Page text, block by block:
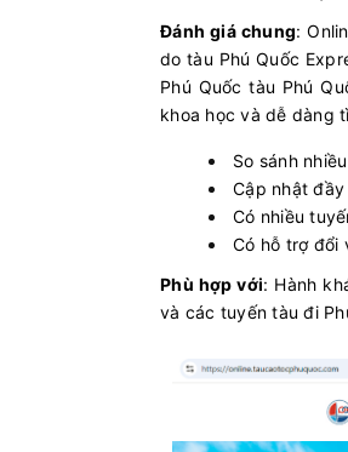
Đánh giá chung:
do tàu Phú Quốc
Phú Quốc tàu Phú
khoa học và dễ dàng
So sánh
Cập nhật
Có nhiều
Có hỗ trợ đổi
Phù hợp với: Hành
và các tuyến tàu đi